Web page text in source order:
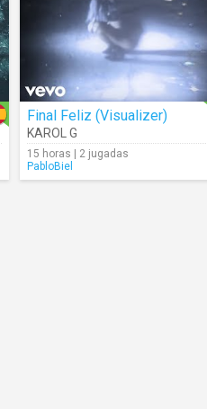
Final Feliz (Visualizer)
KAROL G
15 horas | 2 jugadas
PabloBiel